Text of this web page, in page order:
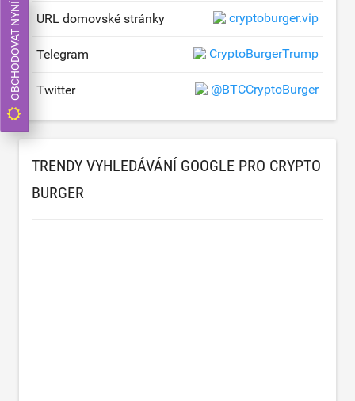
URL domovské stránky cryptoburger.vip
Telegram CryptoBurgerTrump
Twitter @BTCCryptoBurger
TRENDY VYHLEDÁVÁNÍ GOOGLE PRO CRYPTO
BURGER
OBCHODOVAT NYNÍ